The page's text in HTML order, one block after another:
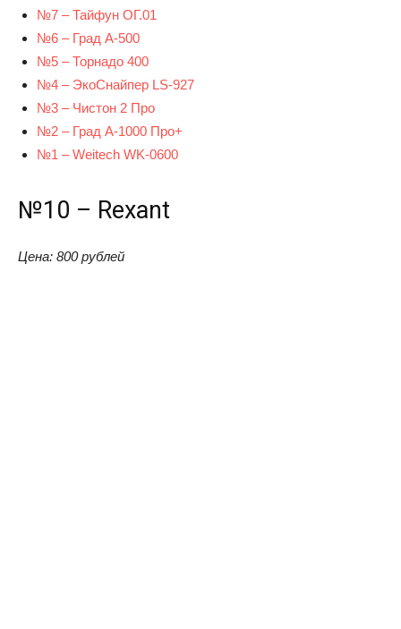
№7 – Тайфун ОГ.01
№6 – Град А-500
№5 – Торнадо 400
№4 – ЭкоСнайпер LS-927
№3 – Чистон 2 Про
№2 – Град А-1000 Про+
№1 – Weitech WK-0600
№10 – Rexant
Цена: 800 рублей